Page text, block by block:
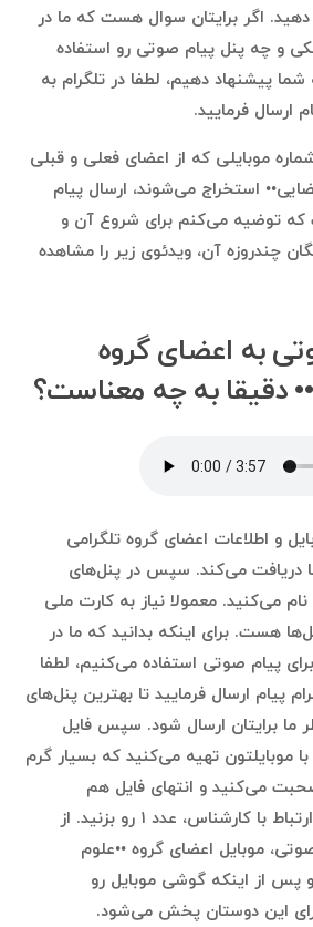
دهید. اگر برایتان سوال هست که ما در
و چه پنل پیام صوتی رو استفاده
پیشنهاد دهیم، لطفا در تلگرام به
موبایلی که از اعضای فعلی و قبلی
استخراج می‌شوند، ارسال پیام
که توضیه می‌کنم برای شروع آن و
چندروزه آن، ویدئوی زیر را مشاهده
به اعضای گروه
دقیقا به چه معناست؟
و اطلاعات اعضای گروه تلگرامی
ما دریافت می‌کند. سپس در پنل‌های
می‌کنید. معمولا نیاز به کارت ملی
هست. برای اینکه بدانید که ما در
پیام صوتی استفاده می‌کنیم، لطفا
در تلگرام پیام ارسال فرمایید تا بهترین پنل‌های
ما برایتان ارسال شود. سپس فایل
صوتی به صورت mp3 با موبایلتون تهیه می‌کنید که بسیار گرم
می‌کنید و انتهای فایل هم
می‌گویید که مثلا برای ارتباط با کارشناس، عدد ۱ رو بزنید. از
موبایل اعضای گروه ••علوم
پس از اینکه گوشی موبایل رو
این دوستان پخش می‌شود.